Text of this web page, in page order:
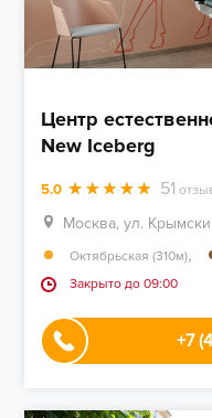
Центр
New Iceberg
5.0 51
Москва, ул.
Октябрьская (310м),
Закрыто до 09:00
+7